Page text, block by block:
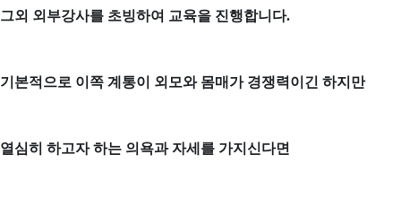
그외 외부강사를 초빙하여 교육을 진행합니다.
기본적으로 이쪽 계통이 외모와 몸매가 경쟁력이긴 하지만
열심히 하고자 하는 의욕과 자세를 가지신다면